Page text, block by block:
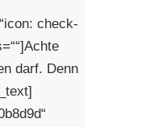
check-
darf. Denn